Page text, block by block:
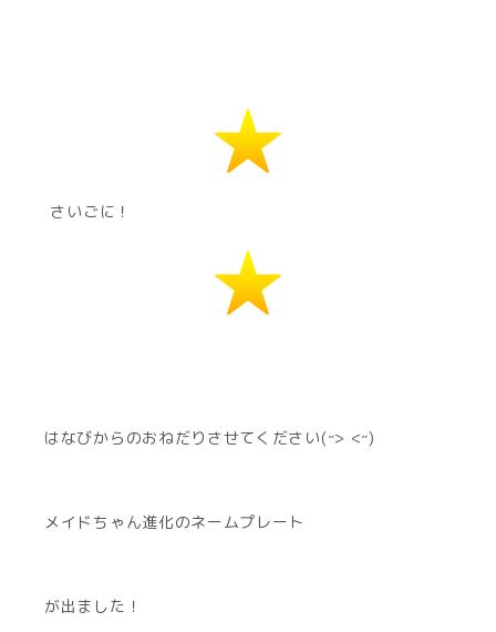
️️ さいごに！
はなびからのおねだりさせてください(˶> <˶)
メイドちゃん進化のネームプレート
が出ました！